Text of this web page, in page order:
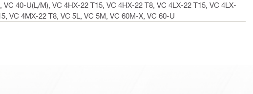
VC 40-U(L/M), VC 4HX-22 T15, VC 4HX-22 T8, VC 4LX-22 T15, VC 4LX-
VC 4MX-22 T8, VC 5L, VC 5M, VC 60M-X, VC 60-U